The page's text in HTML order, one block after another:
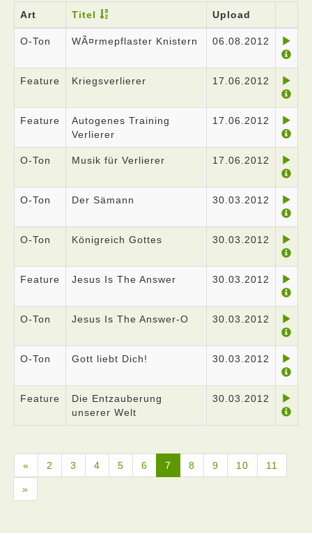
Art
Titel Upload
O-Ton WÃ¤rmepflaster Knistern 06.08.2012
Feature Kriegsverlierer 17.06.2012
Feature
Autogenes Training
Verlierer
17.06.2012
O-Ton Musik für Verlierer 17.06.2012
O-Ton Der Sämann 30.03.2012
O-Ton Königreich Gottes 30.03.2012
Feature Jesus Is The Answer 30.03.2012
O-Ton Jesus Is The Answer-O 30.03.2012
O-Ton Gott liebt Dich! 30.03.2012
Feature
Die Entzauberung
unserer Welt
30.03.2012
« 2 3 4 5 6 7 8 9 10 11
»